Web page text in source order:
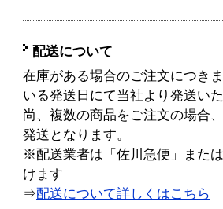
配送について
在庫がある場合のご注文につき
いる発送日にて当社より発送い
尚、複数の商品をご注文の場合
発送となります。
※配送業者は「佐川急便」また
けます
⇒配送について詳しくはこちら